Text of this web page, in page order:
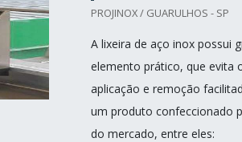
PROJINOX / GUARULHOS - SP
A lixeira de aço inox possui
elemento prático, que evita
aplicação e remoção
um produto confeccionado
do mercado, entre eles: